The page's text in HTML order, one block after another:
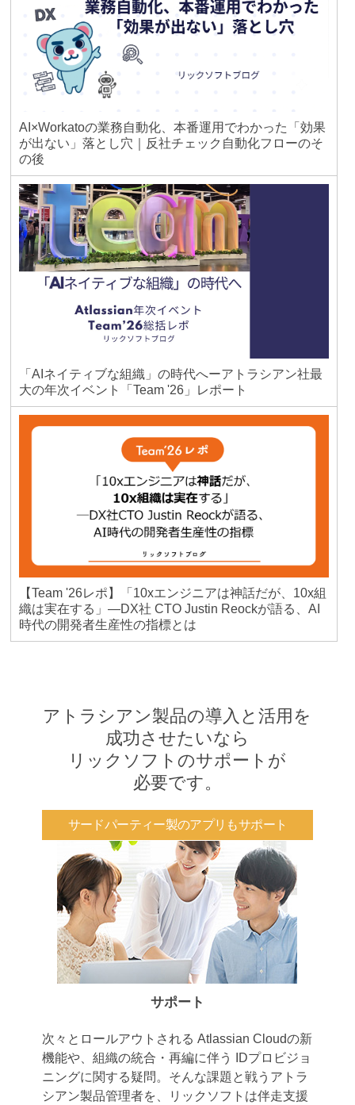
AI×Workatoの業務自動化、本番運用でわかった「効果
が出ない」落とし穴｜反社チェック自動化フローのそ
の後
「AIネイティブな組織」の時代へーアトラシアン社最
大の年次イベント「Team '26」レポート
【Team '26レポ】「10xエンジニアは神話だが、10x組
織は実在する」―DX社 CTO Justin Reockが語る、AI
時代の開発者生産性の指標とは
アトラシアン製品の導入と活用を
成功させたいなら
リックソフトのサポートが
必要です。
サードパーティー製のアプリもサポート
サポート
次々とロールアウトされる Atlassian Cloudの新
機能や、組織の統合・再編に伴う IDプロビジョ
ニングに関する疑問。そんな課題と戦うアトラ
シアン製品管理者を、リックソフトは伴走支援